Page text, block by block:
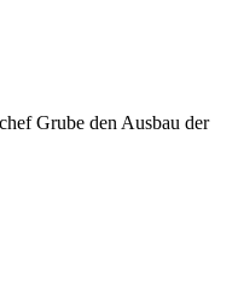
Grube den Ausbau der